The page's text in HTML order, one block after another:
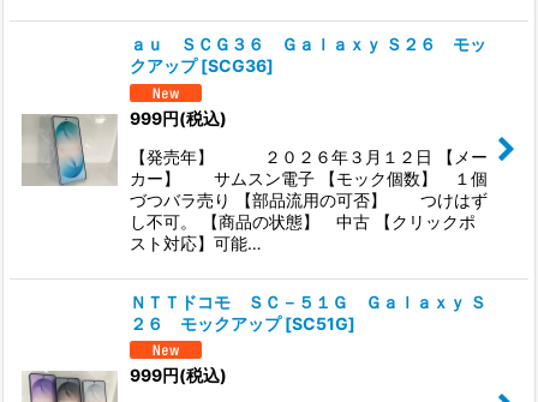
ａｕ ＳＣＧ３６ Ｇａｌａｘｙ Ｓ２６ モッ
クアップ [SCG36]
999円(税込)
【発売年】 ２０２６年３月１２日 【メー
カー】 サムスン電子 【モック個数】 １個
づつバラ売り 【部品流用の可否】 つけはず
し不可。 【商品の状態】 中古 【クリックポ
スト対応】可能…
ＮＴＴドコモ ＳＣ－５１Ｇ Ｇａｌａｘｙ Ｓ
２６ モックアップ [SC51G]
999円(税込)